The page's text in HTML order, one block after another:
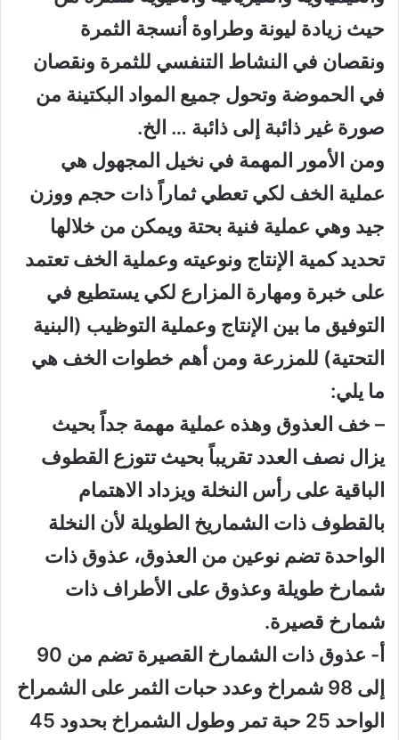
حيث زيادة ليونة وطراوة أنسجة الثمرة
ونقصان في النشاط التنفسي للثمرة ونقصان
في الحموضة وتحول جميع المواد البكتينة من
صورة غير ذائبة إلى ذائبة … الخ.
ومن الأمور المهمة في نخيل المجهول هي
عملية الخف لكي تعطي ثماراً ذات حجم ووزن
جيد وهي عملية فنية بحتة ويمكن من خلالها
تحديد كمية الإنتاج ونوعيته وعملية الخف تعتمد
على خبرة ومهارة المزارع لكي يستطيع في
التوفيق ما بين الإنتاج وعملية التوظيب (البنية
التحتية) للمزرعة ومن أهم خطوات الخف هي
ما يلي:
– خف العذوق وهذه عملية مهمة جداً بحيث
يزال نصف العدد تقريباً بحيث تتوزع القطوف
الباقية على رأس النخلة ويزداد الاهتمام
بالقطوف ذات الشماريخ الطويلة لأن النخلة
الواحدة تضم نوعين من العذوق، عذوق ذات
شمارخ طويلة وعذوق على الأطراف ذات
شمارخ قصيرة.
أ- عذوق ذات الشمارخ القصيرة تضم من 90
إلى 98 شمراخ وعدد حبات الثمر على الشمراخ
الواحد 25 حبة تمر وطول الشمراخ بحدود 45